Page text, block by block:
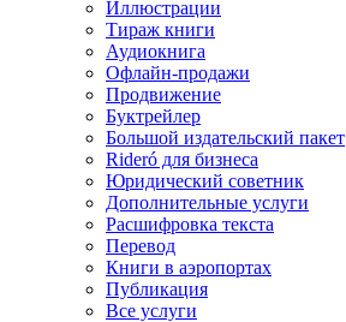
Иллюстрации
Тираж книги
Аудиокнига
Офлайн-продажи
Продвижение
Буктрейлер
Большой издательский пакет
Rideró для бизнеса
Юридический советник
Дополнительные услуги
Расшифровка текста
Перевод
Книги в аэропортах
Публикация
Все услуги